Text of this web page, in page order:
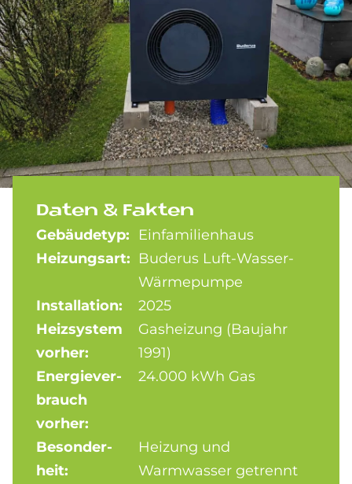
Da­ten & Fak­ten
Gebäude­typ:
Einfamilienhaus
Heizungs­art: Buderus Luft-Wasser-
Wärmepumpe
Installation:
2025
Heiz­system
vorher:
Gasheizung (Baujahr
1991)
Energie­ver­
brauch
vorher:
24.000 kWh Gas
Besonder­
heit:
Heizung und
Warmwasser getrennt